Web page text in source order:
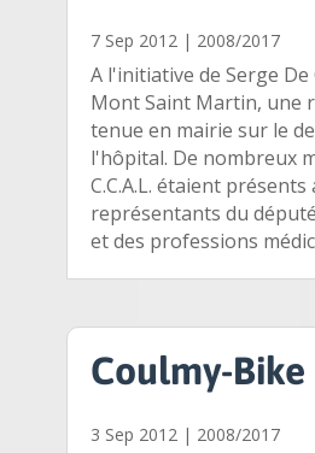
7 Sep 2012| 2008/2017
A l'initiative de Serge De
Mont Saint Martin, une
tenue en mairie sur le
l'hôpital. De nombreux
C.C.A.L. étaient présents
représentants du
et des professions
Coulmy-Bike
3 Sep 2012 | 2008/2017